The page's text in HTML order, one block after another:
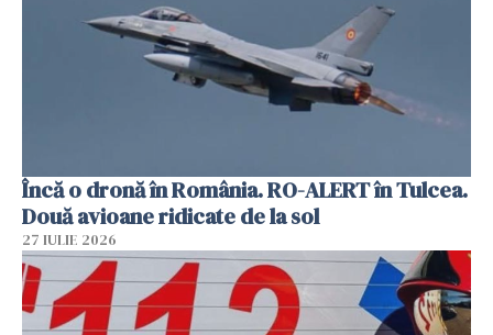
Încă o dronă în România. RO-ALERT în Tulcea.
Două avioane ridicate de la sol
27 IULIE 2026